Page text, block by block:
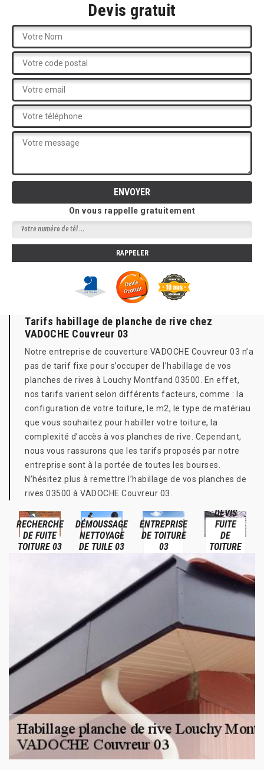
Devis gratuit
On vous rappelle gratuitement
Tarifs habillage de planche de rive chez
VADOCHE Couvreur 03
Notre entreprise de couverture VADOCHE Couvreur 03 n’a
pas de tarif fixe pour s’occuper de l’habillage de vos
planches de rives à Louchy Montfand 03500. En effet,
nos tarifs varient selon différents facteurs, comme : la
configuration de votre toiture, le m2, le type de matériau
que vous souhaitez pour habiller votre toiture, la
complexité d’accès à vos planches de rive. Cependant,
nous vous rassurons que les tarifs proposés par notre
entreprise sont à la portée de toutes les bourses.
N’hésitez plus à remettre l’habillage de vos planches de
rives 03500 à VADOCHE Couvreur 03.
RECHERCHE
DE FUITE
TOITURE 03
DÉMOUSSAGE
NETTOYAGE
DE TUILE 03
ENTREPRISE
DE TOITURE
03
DEVIS
FUITE
DE
TOITURE